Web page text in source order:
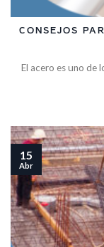
CONSEJOS
El acero es uno de
15
Abr